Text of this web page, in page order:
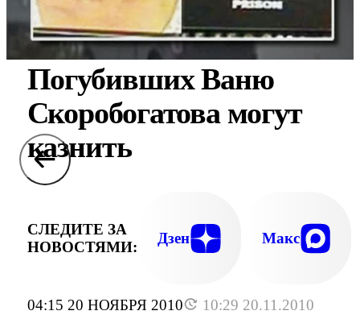
04:15 20 НОЯБРЯ 2010
10:29 20.11.2010
Погубивших Ваню
Скоробогатова могут
казнить
СЛЕДИТЕ ЗА
НОВОСТЯМИ:
Дзен Макс